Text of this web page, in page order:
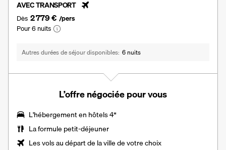
AVEC TRANSPORT
Dès 2 779 € /pers
Pour 6 nuits
Autres durées de séjour disponibles 6 nuits
L’offre négociée pour vous
L'hébergement en hôtels 4*
La formule petit-déjeuner
Les vols au départ de la ville de votre choix